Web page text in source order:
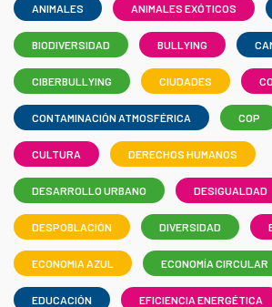
ANIMALES ANIMALES EXÓTICOS
BIODIVERSIDAD BULLYING
CIBERBULLYING CIUDADES
CONTAMINACIÓN ATMOSFÉRICA COP
CULTURA DERECHOS HUMANOS
DESARROLLO URBANO DESIGUALDAD
DESPOBLACIÓN DIVERSIDAD
ECONOMIA AZUL ECONOMÍA CIRCULAR
EDUCACIÓN EFICIENCIA ENERGÉTICA